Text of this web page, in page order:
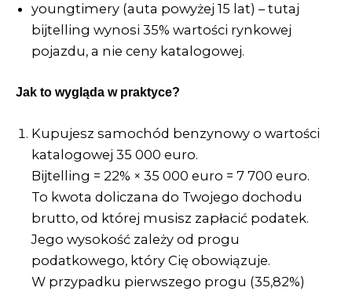
youngtimery (auta powyżej 15 lat) – tutaj
bijtelling wynosi 35% wartości rynkowej
pojazdu, a nie ceny katalogowej.
Jak to wygląda w praktyce?
Kupujesz samochód benzynowy o wartości
katalogowej 35 000 euro.
Bijtelling = 22% × 35 000 euro = 7 700 euro.
To kwota doliczana do Twojego dochodu
brutto, od której musisz zapłacić podatek.
Jego wysokość zależy od progu
podatkowego, który Cię obowiązuje.
W przypadku pierwszego progu (35,82%)